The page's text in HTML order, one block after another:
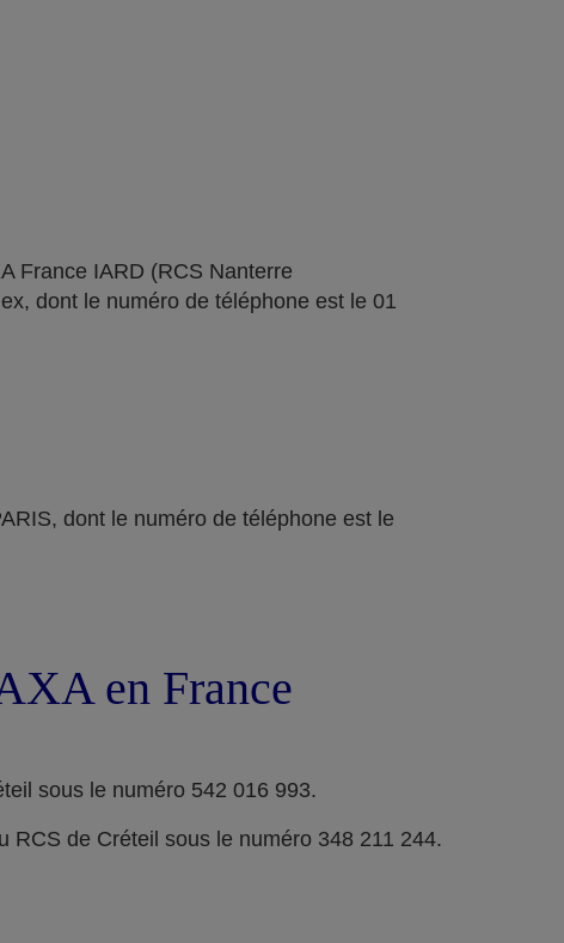
France IARD (RCS Nanterre
dont le numéro de téléphone est le 01
dont le numéro de téléphone est le
en France
sous le numéro 542 016 993.
RCS de Créteil sous le numéro 348 211 244.